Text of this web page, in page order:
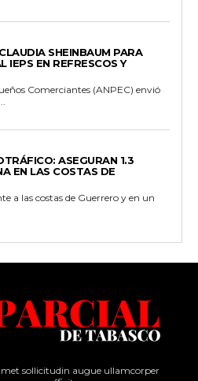
SHEINBAUM PARA
IEPS EN REFRESCOS Y
Comerciantes (ANPEC) envió
ASEGURAN 1.3
EN LAS COSTAS DE
a las costas de Guerrero y en un
sollicitudin augue ullamcorper